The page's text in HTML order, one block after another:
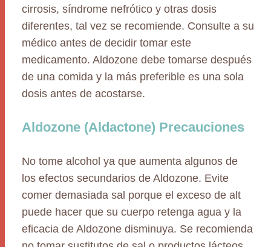
cirrosis, síndrome nefrótico y otras dosis
diferentes, tal vez se recomiende. Consulte a su
médico antes de decidir tomar este
medicamento. Aldozone debe tomarse después
de una comida y la más preferible es una sola
dosis antes de acostarse.
Aldozone (Aldactone) Precauciones
No tome alcohol ya que aumenta algunos de
los efectos secundarios de Aldozone. Evite
comer demasiada sal porque el exceso de alt
puede hacer que su cuerpo retenga agua y la
eficacia de Aldozone disminuya. Se recomienda